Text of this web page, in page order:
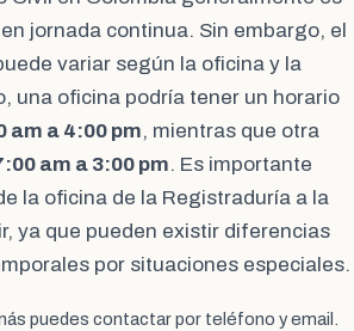
jornada continua. Sin embargo, el
variar según la oficina y la
una oficina podría tener un horario
am a 4:00 pm, mientras que otra
am a 3:00 pm. Es importante
la oficina de la Registraduría a la
ya que pueden existir diferencias
por situaciones especiales.
puedes contactar por teléfono y email.